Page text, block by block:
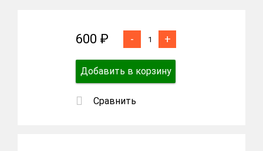
600 ₽ - +
Добавить в корзину
Сравнить